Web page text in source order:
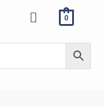
Menü 0